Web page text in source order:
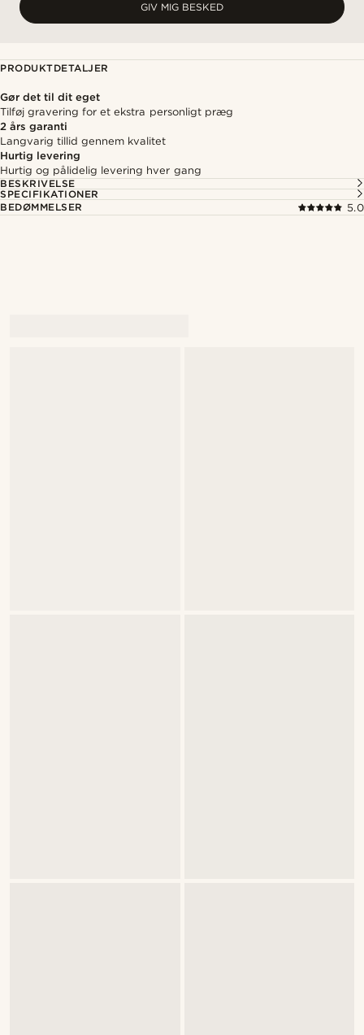
GIV MIG BESKED
PRODUKTDETALJER
Gør det til dit eget
Tilføj gravering for et ekstra personligt præg
2 års garanti
Langvarig tillid gennem kvalitet
Hurtig levering
Hurtig og pålidelig levering hver gang
BESKRIVELSE
SPECIFIKATIONER
BEDØMMELSER
5.0